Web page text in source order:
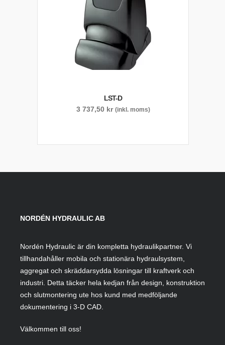
LST-D
3 737,50 kr (inkl. moms)
NORDÉN HYDRAULIC AB
Nordén Hydraulic är din kompletta hydraulikpartner. Vi
tillhandahåller mobila och stationära hydraulsystem,
aggregat och skräddarsydda lösningar till kraftverk och
industri. Detta täcker hela kedjan från design, konstruktion
och slutmontering ute hos kund med medföljande
dokumentering i 3-D CAD.
Välkommen till oss!